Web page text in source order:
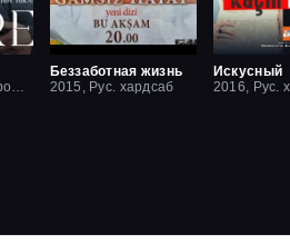
Беззаботная жизнь
2015, Рус. хардсаб
Искусный
2016, Рус.